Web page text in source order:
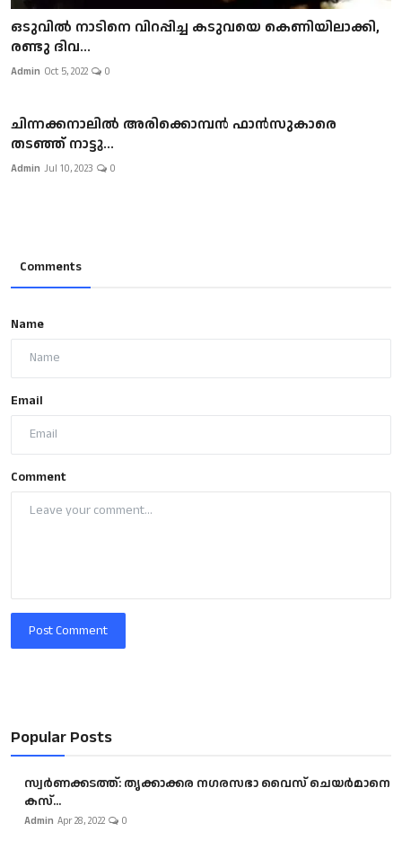
ഒടുവിൽ നാടിനെ വിറപ്പിച്ച കടുവയെ കെണിയിലാക്കി,
രണ്ടു ദിവ...
Admin Oct 5, 2022 0
ചിന്നക്കനാലില്‍ അരിക്കൊമ്പന്‍ ഫാന്‍സുകാരെ
തടഞ്ഞ് നാട്ടു...
Admin Jul 10, 2023 0
Comments
Name
Email
Comment
Post Comment
Popular Posts
സ്വർണക്കടത്ത്: തൃക്കാക്കര നഗരസഭാ വൈസ് ചെയർമാനെ
കസ്...
Admin Apr 28, 2022 0